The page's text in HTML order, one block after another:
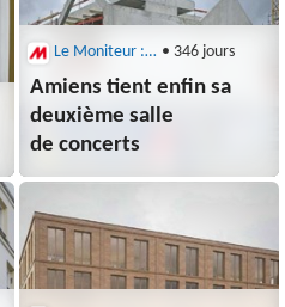
Le Moniteur : Architecture • 346 jours
Amiens tient enfin sa
deuxième salle
de concerts